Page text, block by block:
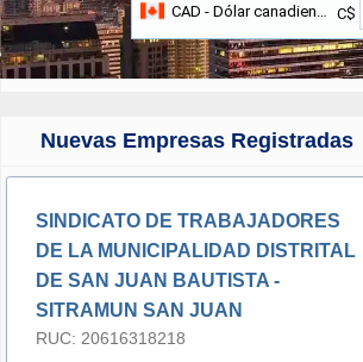
CAD - Dólar canadiense C$
Nuevas Empresas Registradas
SINDICATO DE TRABAJADORES
DE LA MUNICIPALIDAD DISTRITAL
DE SAN JUAN BAUTISTA -
SITRAMUN SAN JUAN
RUC: 20616318218